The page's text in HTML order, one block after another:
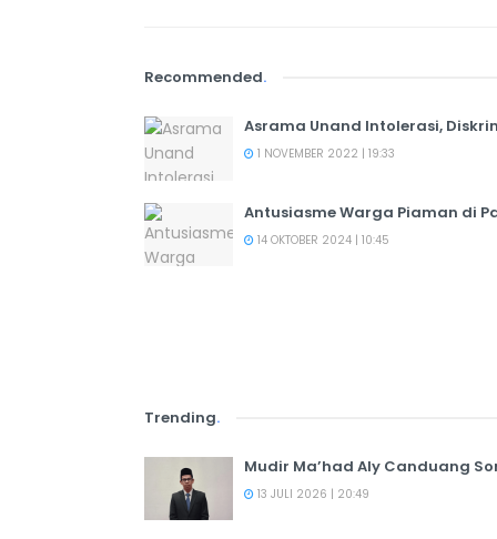
Recommended.
Asrama Unand Intolerasi,
1 NOVEMBER 2022 | 19:33
Antusiasme Warga Piaman di
14 OKTOBER 2024 | 10:45
Trending.
Mudir Ma’had Aly Canduang
13 JULI 2026 | 20:49